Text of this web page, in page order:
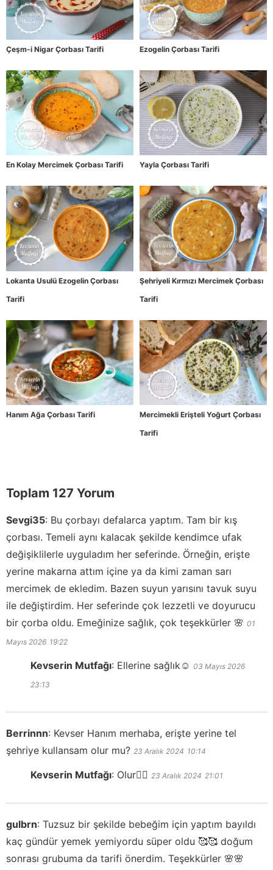
Çeşm-i Nigar Çorbası Tarifi Ezogelin Çorbası Tarifi
En Kolay Mercimek Çorbası Tarifi Yayla Çorbası Tarifi
Lokanta Usulü Ezogelin Çorbası
Tarifi
Şehriyeli Kırmızı Mercimek Çorbası
Tarifi
Hanım Ağa Çorbası Tarifi
Mercimekli Erişteli Yoğurt Çorbası
Tarifi
Toplam 127 Yorum
Sevgi35: Bu çorbayı defalarca yaptım. Tam bir kış
çorbası. Temeli aynı kalacak şekilde kendimce ufak
değişiklilerle uyguladım her seferinde. Örneğin, erişte
yerine makarna attım içine ya da kimi zaman sarı
mercimek de ekledim. Bazen suyun yarısını tavuk suyu
ile değiştirdim. Her seferinde çok lezzetli ve doyurucu
bir çorba oldu. Emeğinize sağlık, çok teşekkürler 🌸 01
Mayıs 2026 19:22
Kevserin Mutfağı: Ellerine sağlık☺️ 03 Mayıs 2026
23:13
Berrinnn: Kevser Hanım merhaba, erişte yerine tel
şehriye kullansam olur mu? 23 Aralık 2024 10:14
Kevserin Mutfağı: Olur👍🏻 23 Aralık 2024 21:01
gulbrn: Tuzsuz bir şekilde bebeğim için yaptım bayıldı
kaç gündür yemek yemiyordu süper oldu 🥰🥰 doğum
sonrası grubuma da tarifi önerdim. Teşekkürler 🌸🌸